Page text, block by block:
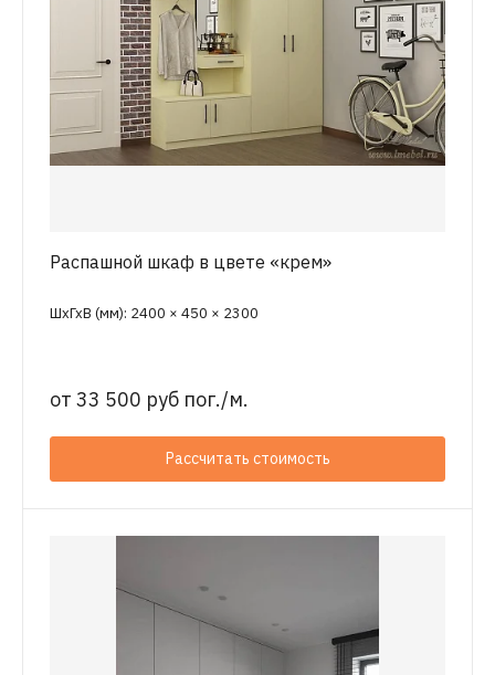
Распашной шкаф в цвете «крем»
ШхГхВ (мм): 2400 × 450 × 2300
от 33 500 руб пог./м.
Рассчитать стоимость